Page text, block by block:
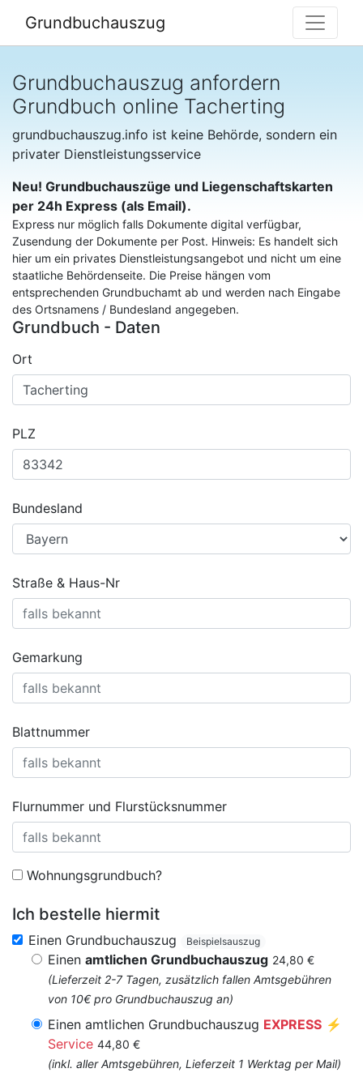
Grundbuchauszug
Grundbuchauszug anfordern
Grundbuch online Tacherting
grundbuchauszug.info ist keine Behörde, sondern ein
privater Dienstleistungsservice
Neu! Grundbuchauszüge und Liegenschaftskarten
per 24h Express (als Email).
Express nur möglich falls Dokumente digital verfügbar,
Zusendung der Dokumente per Post. Hinweis: Es handelt sich
hier um ein privates Dienstleistungsangebot und nicht um eine
staatliche Behördenseite. Die Preise hängen vom
entsprechenden Grundbuchamt ab und werden nach Eingabe
des Ortsnamens / Bundesland angegeben.
Grundbuch - Daten
Ort
PLZ
Bundesland
Straße & Haus-Nr
Gemarkung
Blattnummer
Flurnummer und Flurstücksnummer
Wohnungsgrundbuch?
Ich bestelle hiermit
Einen Grundbuchauszug Beispielsauszug
Einen amtlichen Grundbuchauszug 24,80 €
(Lieferzeit 2-7 Tagen, zusätzlich fallen Amtsgebühren
von 10€ pro Grundbuchauszug an)
Einen amtlichen Grundbuchauszug EXPRESS ⚡
Service 44,80 €
(inkl. aller Amtsgebühren, Lieferzeit 1 Werktag per Mail)